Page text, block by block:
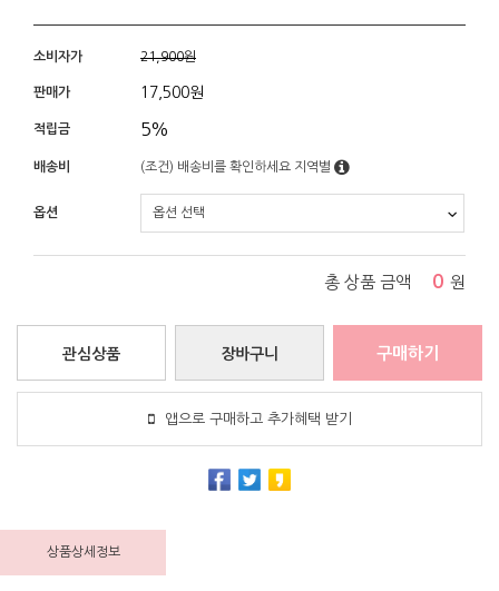
소비자가 21,900원
판매가 17,500원
적립금 5%
배송비 (조건) 배송비를 확인하세요 지역별
옵션
총 상품 금액 0 원
장바구니
관심상품 구매하기
앱으로 구매하고 추가혜택 받기
상품상세정보